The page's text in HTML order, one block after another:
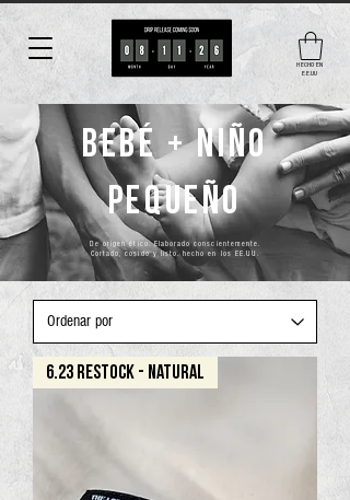
HECHO EN
EE.UU
bebé + niño
pequeño
De origen ético. Elaborado conscientemente.
Cortado, cosido y listo. hecho en los EE.UU.
6.23 RESTOCK - NATURAL